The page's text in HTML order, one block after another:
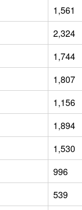
1,561
2,324
1,744
1,807
1,156
1,894
1,530
996
539